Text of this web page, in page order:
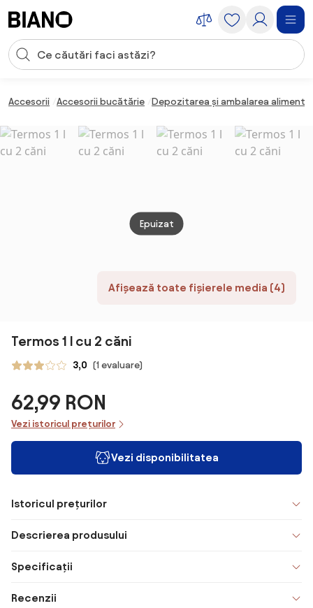
Introducerea căutării
Accesorii Accesorii bucătărie Depozitarea și ambalarea
Afișează toate fișierele media (4)
Epuizat
Termos 1 l cu 2 căni
3,0 (1 evaluare)
62,99 RON
Vezi istoricul prețurilor
Vezi disponibilitatea
Istoricul prețurilor
Descrierea produsului
Specificații
Recenzii